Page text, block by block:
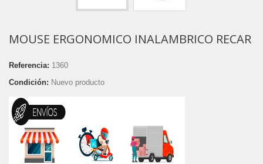
MOUSE ERGONOMICO INALAMBRICO RECAR
Referencia: 1360
Condición: Nuevo producto